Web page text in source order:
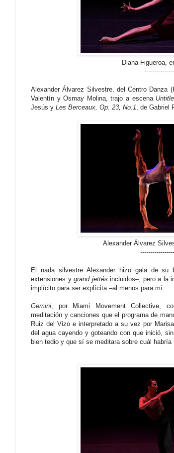
Diana Figueroa,
Alexander Álvarez Silvestre, del Centro Danza
Valentín y Osmay Molina, trajo a escena
Jesús y Les Berceaux, Op. 23, No.1, de Gabriel
Alexander Álvarez
El nada silvestre Alexander hizo gala de su
extensiones ygrand jettés incluidos–, pero a la
implícito para ser explícita –al menos para mí.
Gemini, por Miami Movement Collective,
meditación y canciones que el programa de
Ruiz del Vizo e interpretado a su vez por
del agua cayendo y goteando con que inició,
bien tedio y que sí se meditara sobre cuál